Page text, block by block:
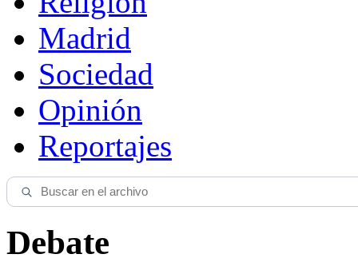
Madrid
Sociedad
Opinión
Reportajes
Debate